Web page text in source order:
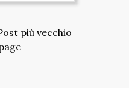
più vecchio